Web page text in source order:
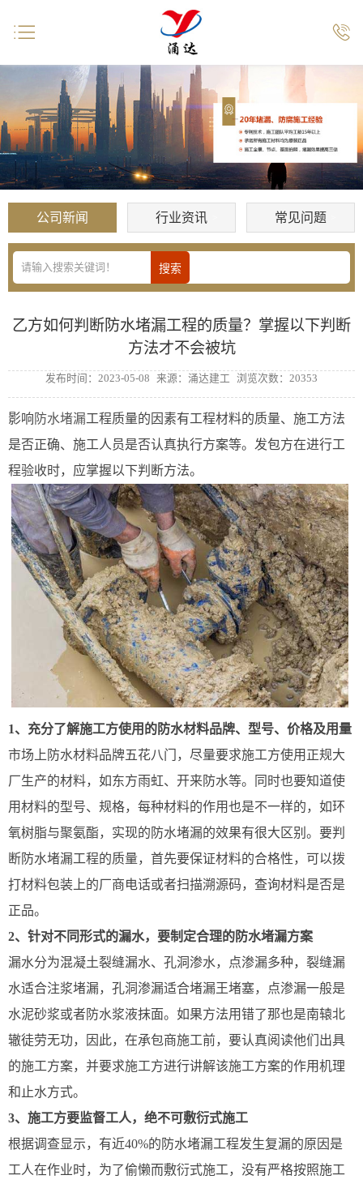
公司新闻 行业资讯 常见问题
乙方如何判断防水堵漏工程的质量？掌握以下判断
方法才不会被坑
发布时间：2023-05-08 来源：涌达建工 浏览次数：20353
影响 防水堵漏工程质量的因素有工程材料的质量、施工方法
是否正确、施工人员是否认真执行方案等。发包方在进行工
程验收时，应掌握以下判断方法。
1、充分了解施工方使用的防水材料品牌、型号、价格及用量
市场上防水材料品牌五花八门，尽量要求施工方使用正规大
厂生产的材料，如东方雨虹、开来防水等。同时也要知道使
用材料的型号、规格，每种材料的作用也是不一样的，如环
氧树脂与聚氨酯，实现的防水堵漏的效果有很大区别。要判
断防水堵漏工程的质量，首先要保证材料的合格性，可以拨
打材料包装上的厂商电话或者扫描溯源码，查询材料是否是
正品。
2、针对不同形式的漏水，要制定合理的防水堵漏方案
漏水分为混凝土裂缝漏水、孔洞渗水，点渗漏多种，裂缝漏
水适合注浆堵漏，孔洞渗漏适合堵漏王堵塞，点渗漏一般是
水泥砂浆或者防水浆液抹面。如果方法用错了那也是南辕北
辙徒劳无功，因此，在承包商施工前，要认真阅读他们出具
的施工方案，并要求施工方进行讲解该施工方案的作用机理
和止水方式。
3、施工方要监督工人，绝不可敷衍式施工
根据调查显示，有近40%的防水堵漏工程发生复漏的原因是
工人在作业时，为了偷懒而敷衍式施工，没有严格按照施工
 